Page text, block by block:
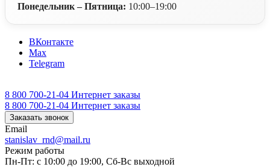
Понедельник – Пятница: 10:00–19:00
ВКонтакте
Max
Telegram
8 800 700-21-04 Интернет заказы
8 800 700-21-04 Интернет заказы
Заказать звонок
Email
stanislav_rnd@mail.ru
Режим работы
Пн-Пт: с 10:00 до 19:00, Сб-Вс выходной